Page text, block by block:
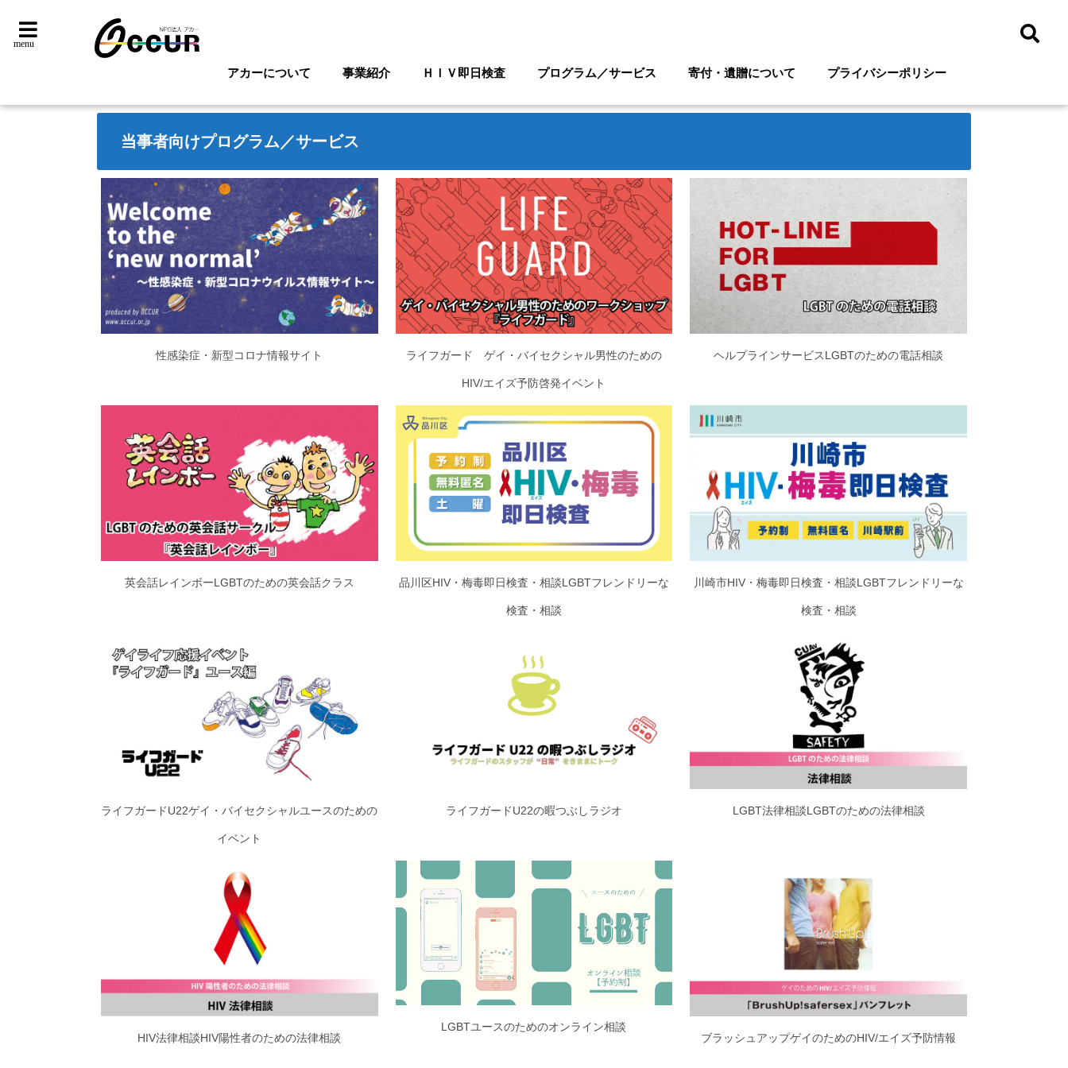
menu
アカーについて 事業紹介 ＨＩＶ即日検査 プログラム／サービス 寄付・遺贈について プライバシーポリシー
当事者向けプログラム／サービス
性感染症・新型コロナ情報サイト ライフガード ゲイ・バイセクシャル男性のための
HIV/エイズ予防啓発イベント
ヘルプラインサービスLGBTのための電話相談
英会話レインボーLGBTのための英会話クラス 品川区HIV・梅毒即日検査・相談LGBTフレンドリーな
検査・相談
川崎市HIV・梅毒即日検査・相談LGBTフレンドリーな
検査・相談
ライフガードU22ゲイ・バイセクシャルユースのための
イベント
ライフガードU22の暇つぶしラジオ LGBT法律相談LGBTのための法律相談
HIV法律相談HIV陽性者のための法律相談
LGBTユースのためのオンライン相談
ブラッシュアップゲイのためのHIV/エイズ予防情報